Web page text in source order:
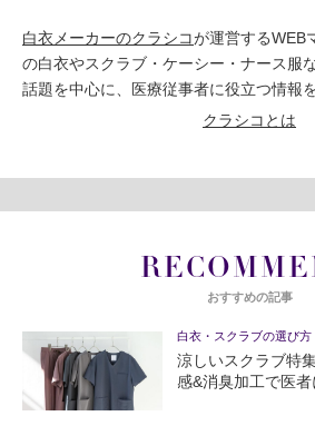
白衣メーカーのクラシコが運営するWEB
の白衣やスクラブ・ケーシー・ナース服
話題を中心に、医療従事者に役立つ情報
クラシコとは
おすすめの記事
白衣・スクラブの選び方
涼しいスクラブ特
感&消臭加工で医